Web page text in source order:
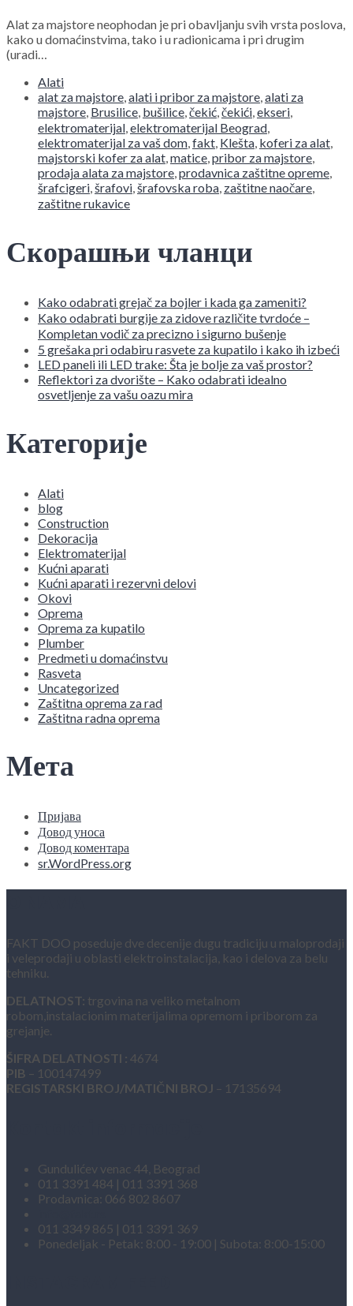
Alat za majstore neophodan je pri obavljanju svih vrsta poslova,
kako u domaćinstvima, tako i u radionicama i pri drugim
(uradi…
Alati
alat za majstore,alati i pribor za majstore,alati za
majstore, Brusilice, bušilice,čekić,čekići,ekseri,
elektromaterijal,elektromaterijal Beograd,
elektromaterijal za vaš dom,fakt, Klešta, koferi za alat,
majstorski kofer za alat,matice,pribor za majstore,
prodaja alata za majstore,prodavnica zaštitne opreme,
šrafcigeri,šrafovi,šrafovska roba, zaštitne naočare,
zaštitne rukavice
Скорашњи чланци
Kako odabrati grejač za bojler i kada ga zameniti?
Kako odabrati burgije za zidove različite tvrdoće –
Kompletan vodič za precizno i sigurno bušenje
5 grešaka pri odabiru rasvete za kupatilo i kako ih izbeći
LED paneli ili LED trake: Šta je bolje za vaš prostor?
Reflektori za dvorište – Kako odabrati idealno
osvetljenje za vašu oazu mira
Категорије
Alati
blog
Construction
Dekoracija
Elektromaterijal
Kućni aparati
Kućni aparati i rezervni delovi
Okovi
Oprema
Oprema za kupatilo
Plumber
Predmeti u domaćinstvu
Rasveta
Uncategorized
Zaštitna oprema za rad
Zaštitna radna oprema
Мета
Пријава
Довод уноса
Довод коментара
sr.WordPress.org
FAKT DOO poseduje dve decenije dugu tradiciju u maloprodaji
i veleprodaji u oblasti elektroinstalacija, kao i delova za belu
tehniku.
DELATNOST: trgovina na veliko metalnom
robom,instalacionim materijalima opremom i priborom za
grejanje.
ŠIFRA DELATNOSTI : 4674
PIB – 100147499
REGISTARSKI BROJ/MATIČNI BROJ – 17135694
Gundulićev venac 44, Beograd
011 3391 484 | 011 3391 368
Prodavnica: 066 802 8607
011 3349 865 | 011 3391 369
Ponedeljak - Petak: 8:00 - 19:00 | Subota: 8:00-15:00